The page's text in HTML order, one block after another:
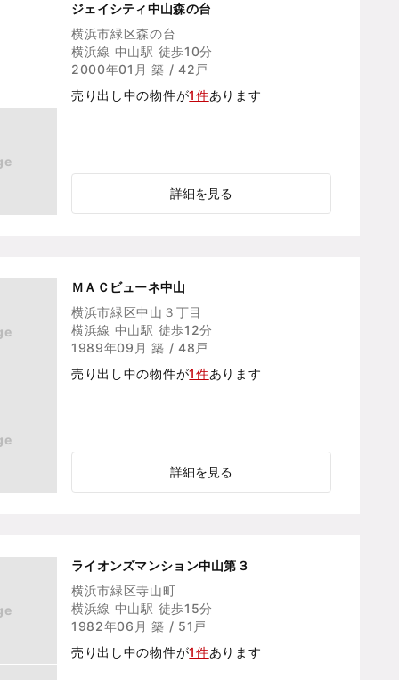
ジェイシティ中山森の台
横浜市緑区森の台
横浜線 中山駅 徒歩10分
2000年01月 築 / 42戸
売り出し中の物件が1件あります
詳細を見る
ＭＡＣビューネ中山
横浜市緑区中山３丁目
横浜線 中山駅 徒歩12分
1989年09月 築 / 48戸
売り出し中の物件が1件あります
詳細を見る
ライオンズマンション中山第３
横浜市緑区寺山町
横浜線 中山駅 徒歩15分
1982年06月 築 / 51戸
売り出し中の物件が1件あります